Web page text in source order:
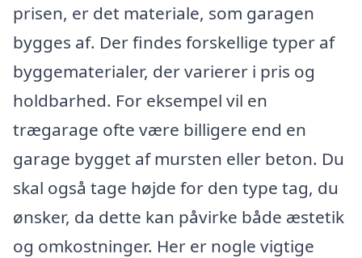
prisen, er det materiale, som garagen
bygges af. Der findes forskellige typer af
byggematerialer, der varierer i pris og
holdbarhed. For eksempel vil en
trægarage ofte være billigere end en
garage bygget af mursten eller beton. Du
skal også tage højde for den type tag, du
ønsker, da dette kan påvirke både æstetik
og omkostninger. Her er nogle vigtige